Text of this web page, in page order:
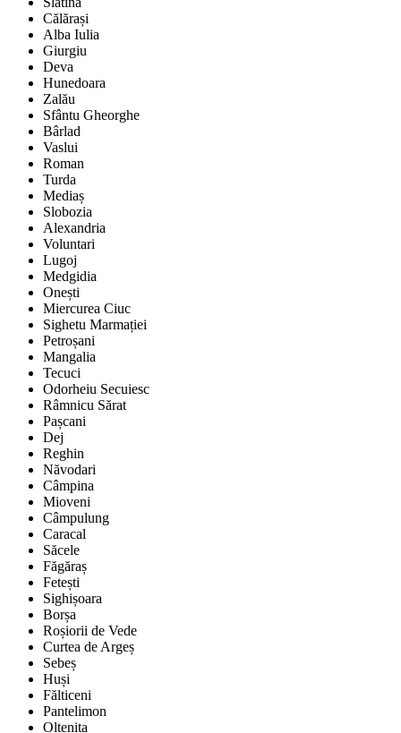
Călărași
Alba Iulia
Giurgiu
Deva
Hunedoara
Zalău
Sfântu Gheorghe
Bârlad
Vaslui
Roman
Turda
Mediaș
Slobozia
Alexandria
Voluntari
Lugoj
Medgidia
Onești
Miercurea Ciuc
Sighetu Marmației
Petroșani
Mangalia
Tecuci
Odorheiu Secuiesc
Râmnicu Sărat
Pașcani
Dej
Reghin
Năvodari
Câmpina
Mioveni
Câmpulung
Caracal
Săcele
Făgăraș
Fetești
Sighișoara
Borșa
Roșiorii de Vede
Curtea de Argeș
Sebeș
Huși
Fălticeni
Pantelimon
Oltenița